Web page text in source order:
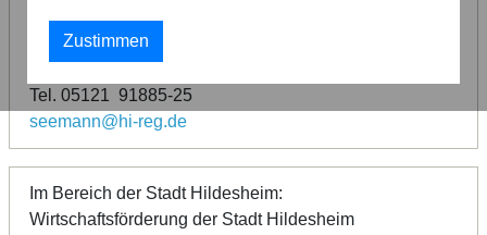
Hildesheim:
HI-REG
Tel. 05121 91885-25
seemann@hi-reg.de
Im Bereich der Stadt Hildesheim:
Wirtschaftsförderung der Stadt Hildesheim
Zustimmen